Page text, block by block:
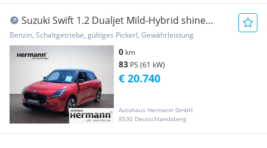
Suzuki Swift 1.2 Dualjet Mild-Hybrid shine
Hybrid (EURO 6
Benzin, Schaltgetriebe, gültiges Pickerl, Gewährleistung
0 km
83 PS (61 kW)
Autohaus Hermann GmbH
8530 Deutschlandsberg
€ 20.740